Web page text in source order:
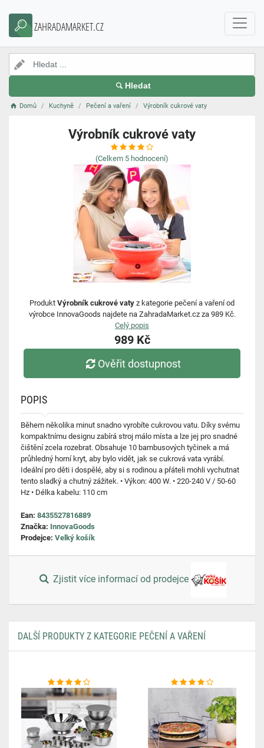
ZAHRADAMARKET.CZ
Hledat
Domů Kuchyně Pečení a vaření Výrobník cukrové vaty
Výrobník cukrové vaty
(Celkem 5 hodnocení)
Produkt Výrobník cukrové vaty z kategorie pečení a vaření od
výrobce InnovaGoods najdete na ZahradaMarket.cz za 989 Kč.
Celý popis
989 Kč
Ověřit dostupnost
POPIS
Během několika minut snadno vyrobíte cukrovou vatu. Díky svému
kompaktnímu designu zabírá stroj málo místa a lze jej pro snadné
čištění zcela rozebrat. Obsahuje 10 bambusových tyčinek a má
průhledný horní kryt, aby bylo vidět, jak se cukrová vata vyrábí.
Ideální pro děti i dospělé, aby si s rodinou a přáteli mohli vychutnat
tento sladký a chutný zážitek. • Výkon: 400 W. • 220-240 V / 50-60
Hz • Délka kabelu: 110 cm
Ean: 8435527816889
Značka: InnovaGoods
Prodejce: Velký košík
Zjistit více informací od prodejce
DALŠÍ PRODUKTY Z KATEGORIE PEČENÍ A VAŘENÍ